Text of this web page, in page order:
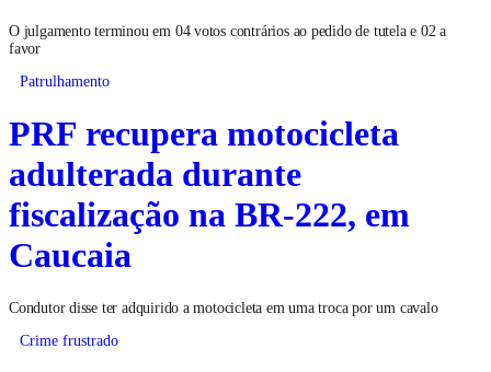
O julgamento terminou em 04 votos contrários ao pedido de tutela e 02 a
favor
Patrulhamento
PRF recupera motocicleta
adulterada durante
fiscalização na BR-222, em
Caucaia
Condutor disse ter adquirido a motocicleta em uma troca por um cavalo
Crime frustrado